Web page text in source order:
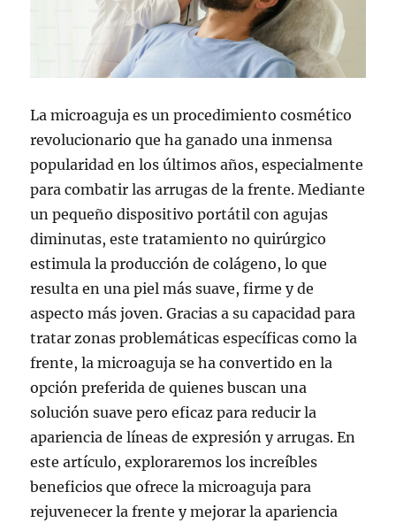
La microaguja es un procedimiento cosmético
revolucionario que ha ganado una inmensa
popularidad en los últimos años, especialmente
para combatir las arrugas de la frente. Mediante
un pequeño dispositivo portátil con agujas
diminutas, este tratamiento no quirúrgico
estimula la producción de colágeno, lo que
resulta en una piel más suave, firme y de
aspecto más joven. Gracias a su capacidad para
tratar zonas problemáticas específicas como la
frente, la microaguja se ha convertido en la
opción preferida de quienes buscan una
solución suave pero eficaz para reducir la
apariencia de líneas de expresión y arrugas. En
este artículo, exploraremos los increíbles
beneficios que ofrece la microaguja para
rejuvenecer la frente y mejorar la apariencia